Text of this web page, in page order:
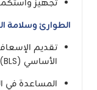
الطوارئ وسلامة
تقديم
الأساسي (BLS).
المساعدة في